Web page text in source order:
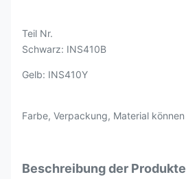
Teil Nr.
Schwarz: INS410B
Gelb: INS410Y
Farbe, Verpackung, Material
Beschreibung der